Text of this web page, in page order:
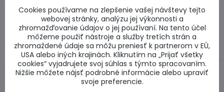
Predchádzajúci
produkt
Nasledujúci produkt
Alternatívne produkty
Cookies používame na zlepšenie vašej návštevy tejto
webovej stránky, analýzu jej výkonnosti a
zhromažďovanie údajov o jej používaní. Na tento účel
môžeme použiť nástroje a služby tretích strán a
zhromaždené údaje sa môžu preniesť k partnerom v EÚ,
USA alebo iných krajinách. Kliknutím na „Prijať všetky
cookies“ vyjadrujete svoj súhlas s týmto spracovaním.
Nižšie môžete nájsť podrobné informácie alebo upraviť
svoje preferencie.